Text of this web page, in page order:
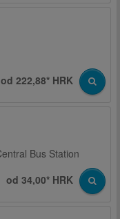
od 222,88* HRK
Bus Station
od 34,00* HRK